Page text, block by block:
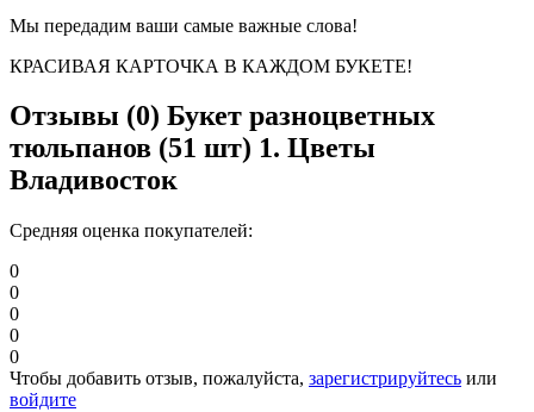
Мы передадим ваши самые важные слова!
КРАСИВАЯ КАРТОЧКА В КАЖДОМ БУКЕТЕ!
Отзывы (0) Букет разноцветных
тюльпанов (51 шт) 1. Цветы
Владивосток
Средняя оценка покупателей:
0
0
0
0
0
Чтобы добавить отзыв, пожалуйста, зарегистрируйтесь или
войдите